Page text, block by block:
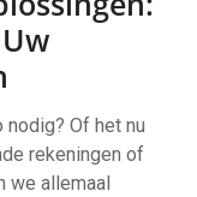
Of het nu
rekeningen of
we allemaal